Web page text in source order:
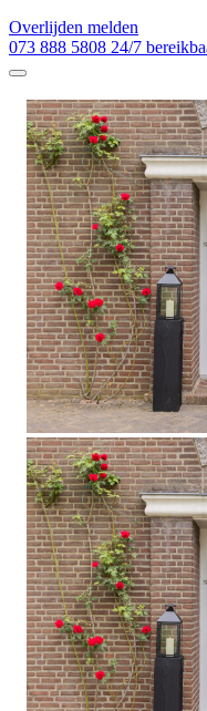
Overlijden melden
073 888 5808 24/7